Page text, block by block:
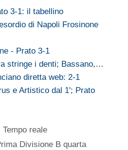
3-1: il tabellino
di Napoli Frosinone
- Prato 3-1
stringe i denti; Bassano,…
diretta web: 2-1
e Artistico dal 1'; Prato
Tempo reale
Divisione B quarta